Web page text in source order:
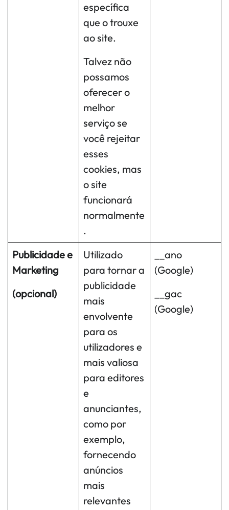
específica
que o trouxe
ao site.
Talvez não
possamos
oferecer o
melhor
serviço se
você rejeitar
esses
cookies, mas
o site
funcionará
normalmente
.
Publicidade e
Marketing
(opcional)
Utilizado
para tornar a
publicidade
mais
envolvente
para os
utilizadores e
mais valiosa
para editores
e
anunciantes,
como por
exemplo,
fornecendo
anúncios
mais
relevantes
__ano
(Google)
__gac
(Google)